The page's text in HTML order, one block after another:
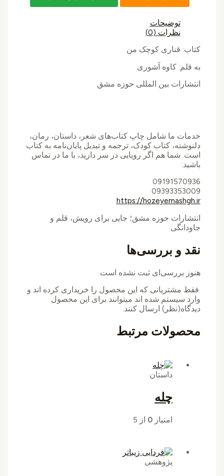
توضیحات
نظرات (0)
کتاب: قناری کوچک من
به قلم: کاوه آشوری
انتشارات بین المللی حوزه مشق
خدمات ما شامل چاپ کتاب‌های شعر، داستان، رمان،
دلنوشته، کتاب کودک، ترجمه و تبدیل پایان‌نامه به کتاب
است. شما هم اگر رویایی در سر دارید، با ما در تماس
باشید:
09191570936
09393353009
https://hozeyemashgh.ir
انتشارات حوزه مشق؛ جایی برای رویش، قلم و
جاودانگی
نقد و بررسی‌ها
هنوز بررسی‌ای ثبت نشده است.
.فقط مشتریانی که این محصول را خریداری کرده اند و
وارد سیستم شده اند میتوانند برای این محصول
دیدگاه(نظر) ارسال کنند.
محصولات مرتبط
داستان
چله
امتیاز 0 از 5
پژوهشی